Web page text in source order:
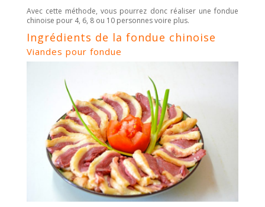
Avec cette méthode, vous pourrez donc réaliser une fondue
chinoise pour 4, 6, 8 ou 10 personnes voire plus.
Ingrédients de la fondue chinoise
Viandes pour fondue